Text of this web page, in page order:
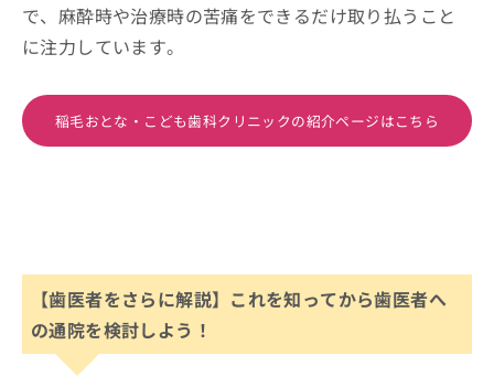
で、麻酔時や治療時の苦痛をできるだけ取り払うこと
に注力しています。
稲毛おとな・こども歯科クリニックの紹介ページはこちら
【歯医者をさらに解説】これを知ってから歯医者へ
の通院を検討しよう！